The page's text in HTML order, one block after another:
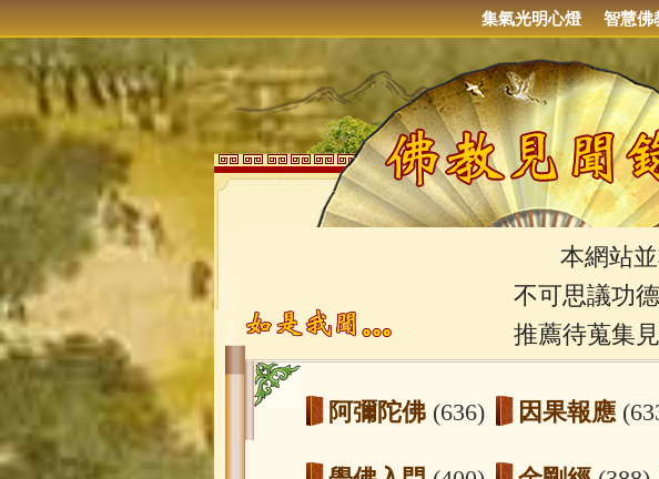
集氣光明心燈 智慧佛
本網站並
不可思議功
推薦待蒐集
阿彌陀佛 (636) 因果報應